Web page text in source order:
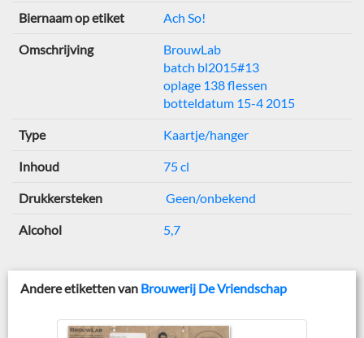
Biernaam op etiket Ach So!
Omschrijving
BrouwLab
batch bl2015#13
oplage 138 flessen
botteldatum 15-4 2015
Type Kaartje/hanger
Inhoud 75 cl
Drukkersteken Geen/onbekend
Alcohol 5,7
Andere etiketten van Brouwerij De Vriendschap